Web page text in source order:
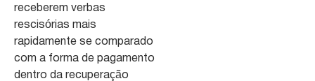
receberem verbas
rescisórias mais
rapidamente se comparado
com a forma de pagamento
dentro da recuperação